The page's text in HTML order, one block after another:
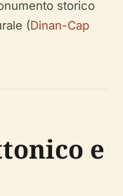
storico
(Dinan-Cap
e